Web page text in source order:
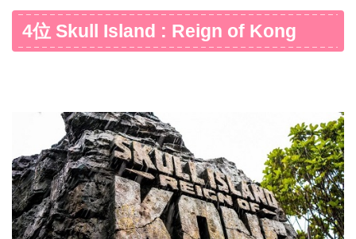
4位 Skull Island : Reign of Kong